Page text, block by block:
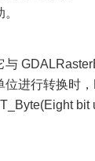
进行转换时